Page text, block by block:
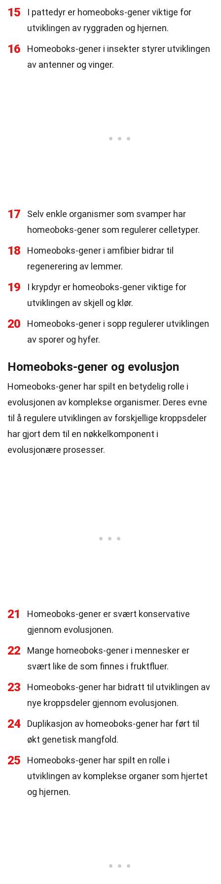
15
I pattedyr er homeoboks-gener viktige for
utviklingen av ryggraden og hjernen.
16
Homeoboks-gener i insekter styrer utviklingen
av antenner og vinger.
17
Selv enkle organismer som svamper har
homeoboks-gener som regulerer celletyper.
18
Homeoboks-gener i amfibier bidrar til
regenerering av lemmer.
19
I krypdyr er homeoboks-gener viktige for
utviklingen av skjell og klør.
20
Homeoboks-gener i sopp regulerer utviklingen
av sporer og hyfer.
Homeoboks-gener og evolusjon
Homeoboks-gener har spilt en betydelig rolle i
evolusjonen av komplekse organismer. Deres evne
til å regulere utviklingen av forskjellige kroppsdeler
har gjort dem til en nøkkelkomponent i
evolusjonære prosesser.
21
Homeoboks-gener er svært konservative
gjennom evolusjonen.
22
Mange homeoboks-gener i mennesker er
svært like de som finnes i fruktfluer.
23
Homeoboks-gener har bidratt til utviklingen av
nye kroppsdeler gjennom evolusjonen.
24
Duplikasjon av homeoboks-gener har ført til
økt genetisk mangfold.
25
Homeoboks-gener har spilt en rolle i
utviklingen av komplekse organer som hjertet
og hjernen.